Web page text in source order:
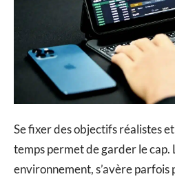
Se fixer des objectifs réalistes
temps permet de garder le cap.
environnement, s’avère parfois